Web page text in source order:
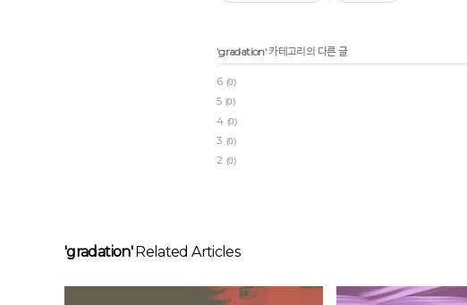
'gradation' 카테고리의 다른 글
6 (0)
5 (0)
4 (0)
3 (0)
2 (0)
'gradation'Related Articles